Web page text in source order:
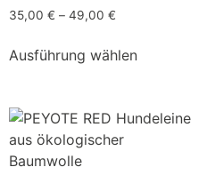
35,00 € – 49,00 €
Ausführung wählen